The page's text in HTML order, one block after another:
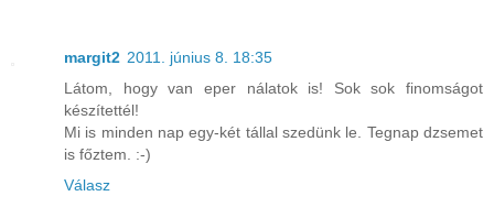
margit2 2011. június 8. 18:35
Látom, hogy van eper nálatok is! Sok sok finomságot
készítettél!
Mi is minden nap egy-két tállal szedünk le. Tegnap dzsemet
is főztem. :-)
Válasz